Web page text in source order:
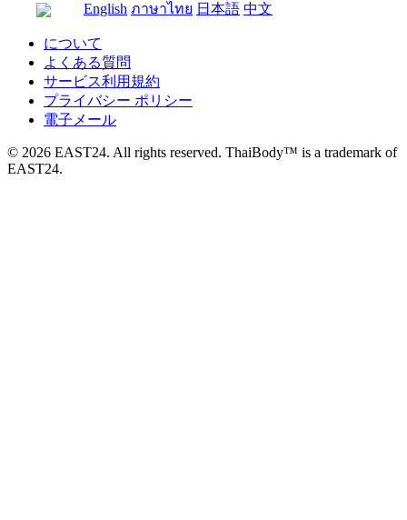
English ภาษาไทย 日本語 中文
について
よくある質問
サービス利用規約
プライバシー ポリシー
電子メール
© 2026 EAST24. All rights reserved. ThaiBody™ is a trademark of
EAST24.